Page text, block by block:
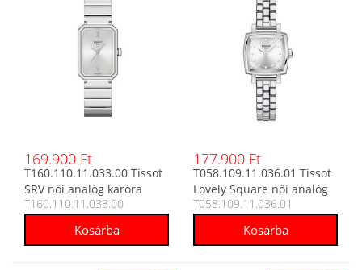
169.900 Ft
T160.110.11.033.00 Tissot
SRV női analóg karóra
T160.110.11.033.00
177.900 Ft
T058.109.11.036.01 Tissot
Lovely Square női analóg
karóra
T058.109.11.036.01